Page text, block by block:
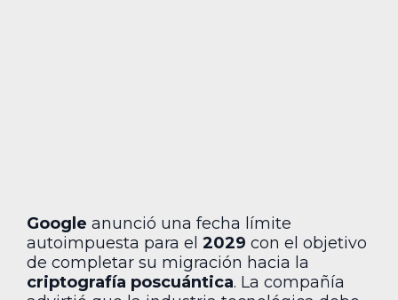
Google anunció una fecha límite
autoimpuesta para el 2029 con el objetivo
de completar su migración hacia la
criptografía poscuántica. La compañía